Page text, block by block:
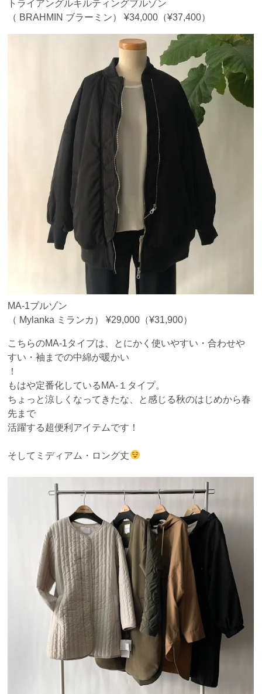
トライアングルキルティングブルゾン
（ BRAHMIN ブラーミン） ¥34,000（¥37,400）
MA-1ブルゾン
（ Mylanka ミランカ） ¥29,000（¥31,900）
こちらのMA-1タイプは、とにかく使いやすい・合わせや
すい・袖までの中綿が暖かい
！
もはや定番化しているMA-１タイプ。
ちょっと涼しくなってきたな、と感じる秋のはじめから春
先まで
活躍する超便利アイテムです！
そしてミディアム・ロング丈